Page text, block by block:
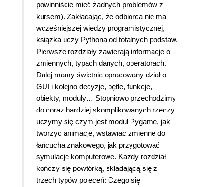
powinniście mieć żadnych problemów z
kursem). Zakładając, że odbiorca nie ma
wcześniejszej wiedzy programistycznej,
książka uczy Pythona od totalnych podstaw.
Pierwsze rozdziały zawierają informacje o
zmiennych, typach danych, operatorach.
Dalej mamy świetnie opracowany dział o
GUI i kolejno decyzje, pętle, funkcje,
obiekty, moduły… Stopniowo przechodzimy
do coraz bardziej skomplikowanych rzeczy,
uczymy się czym jest moduł Pygame, jak
tworzyć animacje, wstawiać zmienne do
łańcucha znakowego, jak przygotować
symulacje komputerowe. Każdy rozdział
kończy się powtórką, składającą się z
trzech typów poleceń: Czego się